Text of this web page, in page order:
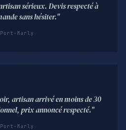
sérieux. Devis respecté à
sans hésiter."
Marly
artisan arrivé en moins de 30
prix annoncé respecté."
Marly